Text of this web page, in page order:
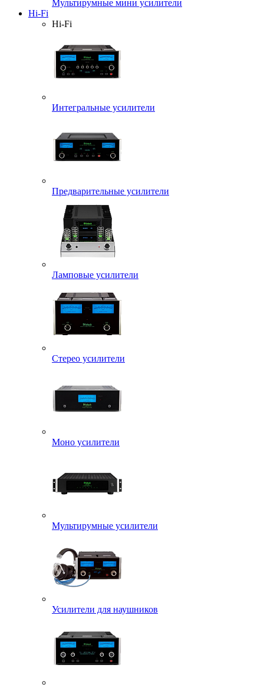
Мультирумные мини усилители
Hi-Fi
Hi-Fi
Интегральные усилители
Предварительные усилители
Ламповые усилители
Стерео усилители
Моно усилители
Мультирумные усилители
Усилители для наушников